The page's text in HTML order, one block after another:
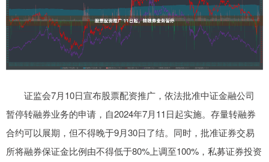
证监会7月10日宣布股票配资推广，依法批准中证金融公司
暂停转融券业务的申请，自2024年7月11日起实施。存量转融券
合约可以展期，但不得晚于9月30日了结。同时，批准证券交易
所将融券保证金比例由不得低于80%上调至100%，私募证券投资